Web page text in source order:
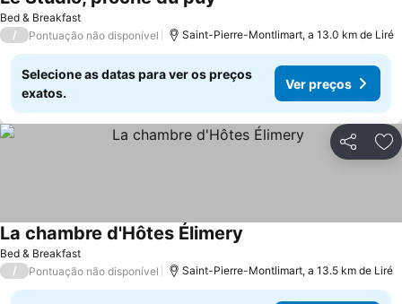
Bed & Breakfast
/ Pontuação não disponível Saint-Pierre-Montlimart, a 13.0 km de Liré
Selecione as datas para ver os preços
exatos.
Ver preços
Partilhar
Bed & Breakfast
La chambre d'Hôtes Élimery
/ Pontuação não disponível Saint-Pierre-Montlimart, a 13.5 km de Liré